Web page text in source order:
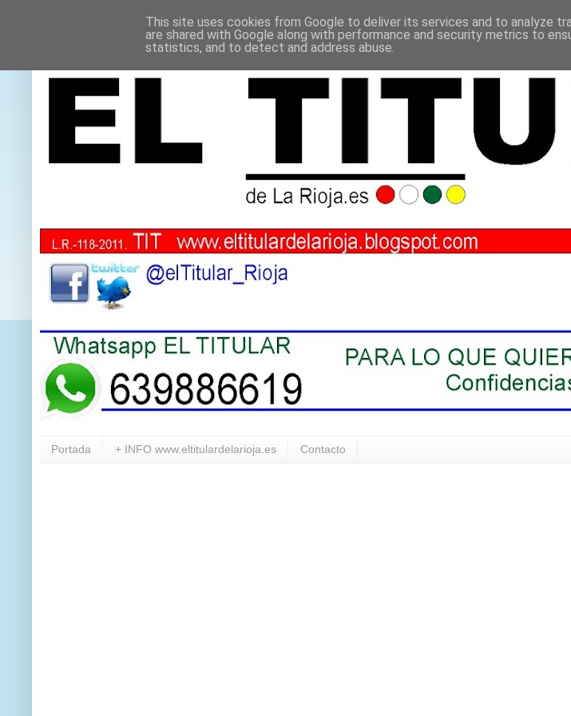
Portada + INFO www.eltitulardelarioja.es Contacto
This site uses cookies from Google to deliver its services and to analyze
are shared with Google along with performance and security metrics to
statistics, and to detect and address abuse.